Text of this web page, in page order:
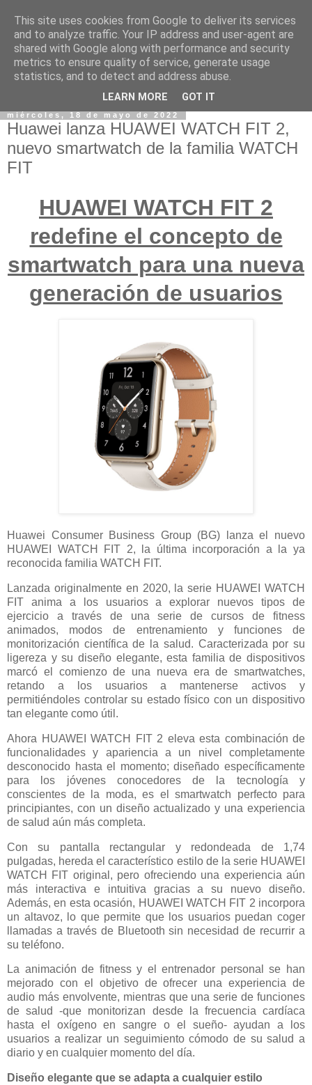
miércoles, 18 de mayo de 2022
Huawei lanza HUAWEI WATCH FIT 2,
nuevo smartwatch de la familia WATCH
FIT
HUAWEI WATCH FIT 2
redefine el concepto de
smartwatch para una nueva
generación de usuarios
Huawei Consumer Business Group (BG) lanza el nuevo
HUAWEI WATCH FIT 2, la última incorporación a la ya
reconocida familia WATCH FIT.
Lanzada originalmente en 2020, la serie HUAWEI WATCH
FIT anima a los usuarios a explorar nuevos tipos de
ejercicio a través de una serie de cursos de fitness
animados, modos de entrenamiento y funciones de
monitorización científica de la salud. Caracterizada por su
ligereza y su diseño elegante, esta familia de dispositivos
marcó el comienzo de una nueva era de smartwatches,
retando a los usuarios a mantenerse activos y
permitiéndoles controlar su estado físico con un dispositivo
tan elegante como útil.
Ahora HUAWEI WATCH FIT 2 eleva esta combinación de
funcionalidades y apariencia a un nivel completamente
desconocido hasta el momento; diseñado específicamente
para los jóvenes conocedores de la tecnología y
conscientes de la moda, es el smartwatch perfecto para
principiantes, con un diseño actualizado y una experiencia
de salud aún más completa.
Con su pantalla rectangular y redondeada de 1,74
pulgadas, hereda el característico estilo de la serie HUAWEI
WATCH FIT original, pero ofreciendo una experiencia aún
más interactiva e intuitiva gracias a su nuevo diseño.
Además, en esta ocasión, HUAWEI WATCH FIT 2 incorpora
un altavoz, lo que permite que los usuarios puedan coger
llamadas a través de Bluetooth sin necesidad de recurrir a
su teléfono.
La animación de fitness y el entrenador personal se han
mejorado con el objetivo de ofrecer una experiencia de
audio más envolvente, mientras que una serie de funciones
de salud -que monitorizan desde la frecuencia cardíaca
hasta el oxígeno en sangre o el sueño- ayudan a los
usuarios a realizar un seguimiento cómodo de su salud a
diario y en cualquier momento del día.
Diseño elegante que se adapta a cualquier estilo
This site uses cookies from Google to deliver its services
and to analyze traffic. Your IP address and user-agent are
shared with Google along with performance and security
metrics to ensure quality of service, generate usage
statistics, and to detect and address abuse.
LEARN MORE GOT IT